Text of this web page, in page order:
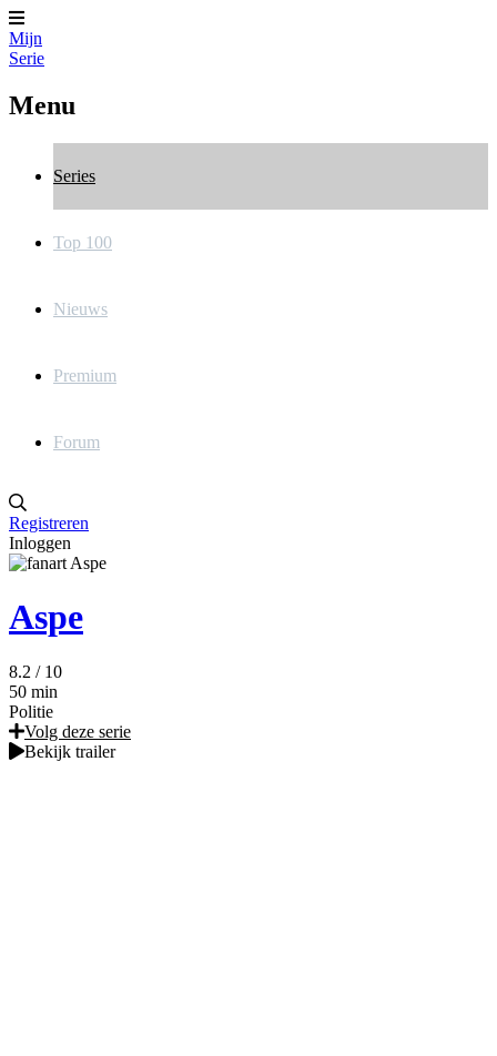
Mijn
Serie
Menu
Series
Top 100
Nieuws
Premium
Forum
Registreren
Inloggen
Aspe
8.2 / 10
50 min
Politie
Volg deze serie
Bekijk trailer